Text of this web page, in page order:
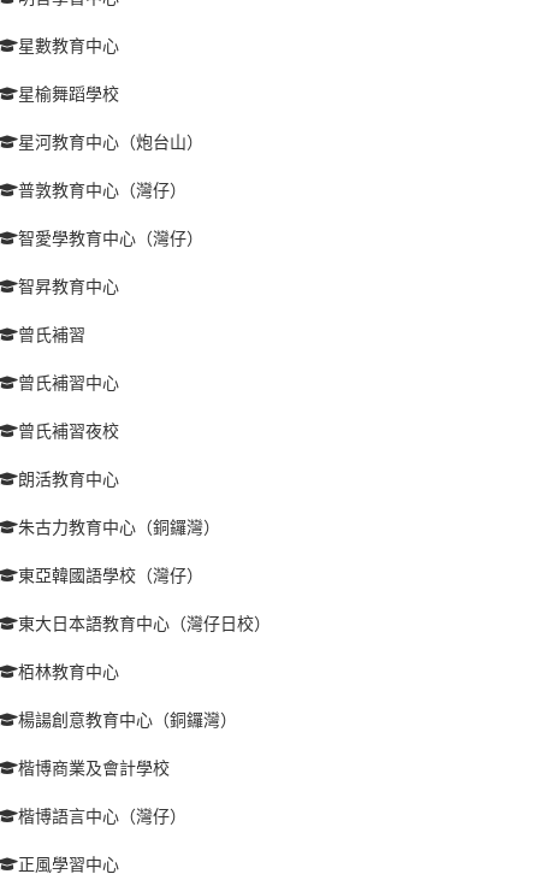
星數教育中心
星榆舞蹈學校
星河教育中心（炮台山）
普敦教育中心（灣仔）
智愛學教育中心（灣仔）
智昇教育中心
曾氏補習
曾氏補習中心
曾氏補習夜校
朗活教育中心
朱古力教育中心（銅鑼灣）
東亞韓國語學校（灣仔）
東大日本語教育中心（灣仔日校）
栢林教育中心
楊諹創意教育中心（銅鑼灣）
楷博商業及會計學校
楷博語言中心（灣仔）
正風學習中心